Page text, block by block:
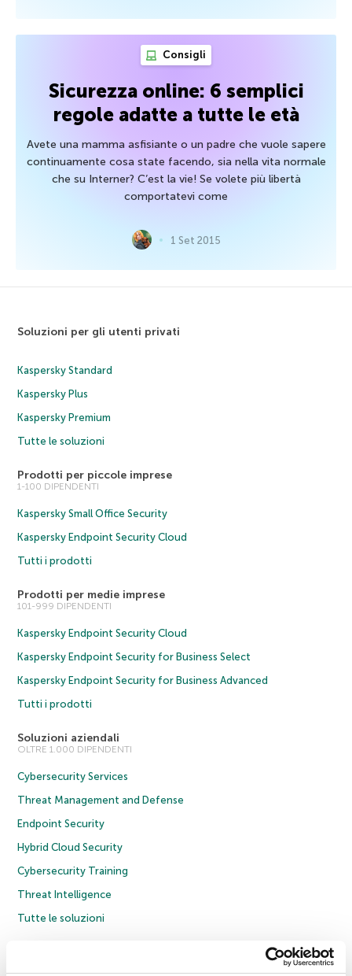
Consigli
Sicurezza online: 6 semplici
regole adatte a tutte le età
Avete una mamma asfisiante o un padre che vuole sapere
continuamente cosa state facendo, sia nella vita normale
che su Interner? C’est la vie! Se volete più libertà
comportatevi come
1 Set 2015
Soluzioni per gli utenti privati
Kaspersky Standard
Kaspersky Plus
Kaspersky Premium
Tutte le soluzioni
Prodotti per piccole imprese
1-100 DIPENDENTI
Kaspersky Small Office Security
Kaspersky Endpoint Security Cloud
Tutti i prodotti
Prodotti per medie imprese
101-999 DIPENDENTI
Kaspersky Endpoint Security Cloud
Kaspersky Endpoint Security for Business Select
Kaspersky Endpoint Security for Business Advanced
Tutti i prodotti
Soluzioni aziendali
OLTRE 1.000 DIPENDENTI
Cybersecurity Services
Threat Management and Defense
Endpoint Security
Hybrid Cloud Security
Cybersecurity Training
Threat Intelligence
Tutte le soluzioni
Informativa sulla privacy